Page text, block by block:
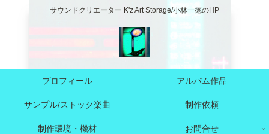
サウンドクリエーター K'z Art Storage/小林一徳のHP
プロフィール アルバム作品
サンプル/ストック楽曲 制作依頼
制作環境・機材 お問合せ